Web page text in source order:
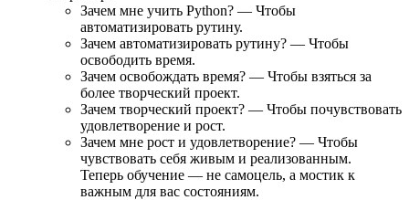
Зачем мне учить Python? — Чтобы
автоматизировать рутину.
Зачем автоматизировать рутину? — Чтобы
освободить время.
Зачем освобождать время? — Чтобы взяться за
более творческий проект.
Зачем творческий проект? — Чтобы почувствовать
удовлетворение и рост.
Зачем мне рост и удовлетворение? — Чтобы
чувствовать себя живым и реализованным.
Теперь обучение — не самоцель, а мостик к
важным для вас состояниям.